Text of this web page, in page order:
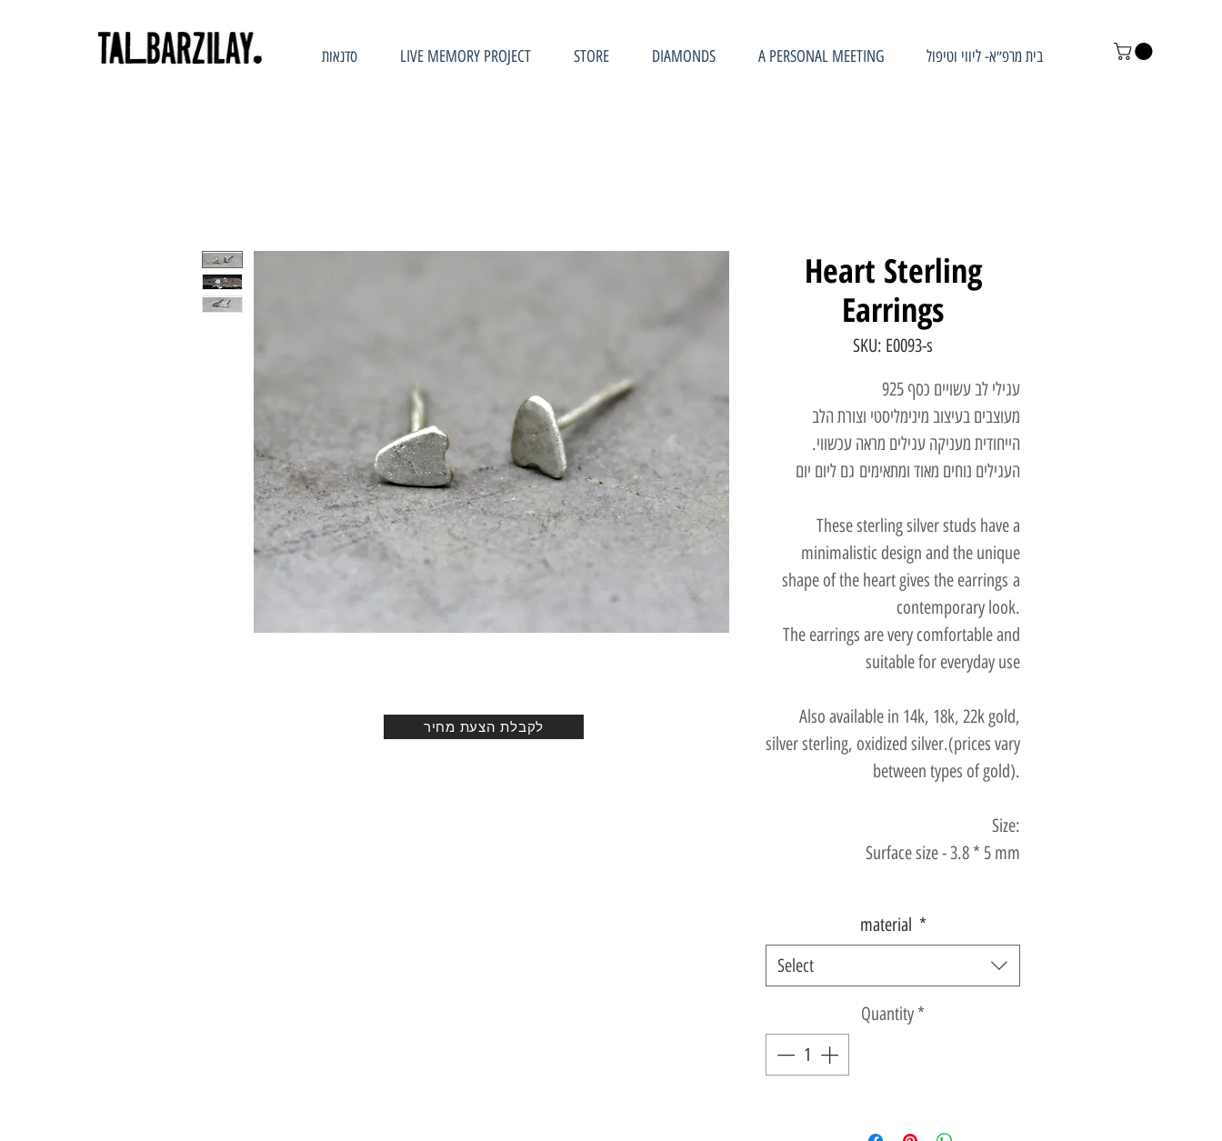
סדנאות LIVE MEMORY PROJECT STORE DIAMONDS A PERSONAL MEETING בית מרפ״א- ליווי וטיפול
Heart Sterling
Earrings
SKU: E0093-s
עגילי לב עשויים כסף 925
מעוצבים בעיצוב מינימליסטי וצורת הלב
הייחודית מעניקה עגילים מראה עכשווי.
העגילים נוחים מאוד ומתאימים גם ליום יום
These sterling silver studs have a
minimalistic design and the unique
shape of the heart gives the earrings a
contemporary look.
The earrings are very comfortable and
suitable for everyday use
Also available in 14k, 18k, 22k gold,
silver sterling, oxidized silver.(prices vary
between types of gold).
Size:
Surface size - 3.8 * 5 mm
material *
Select
Quantity *
לקבלת הצעת מחיר